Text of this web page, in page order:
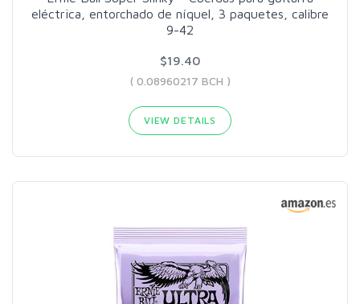
eléctrica, entorchado de níquel, 3 paquetes, calibre
9-42
$19.40
( 0.08960217 BCH )
VIEW DETAILS